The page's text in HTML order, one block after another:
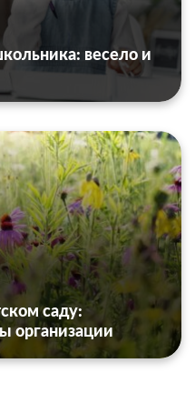
весело и
саду:
организации